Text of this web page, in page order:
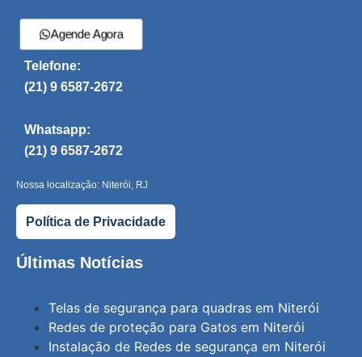
Agende Agora
Telefone:
(21) 9 6587-2672
Whatsapp:
(21) 9 6587-2672
Nossa localização: Niterói, RJ
Política de Privacidade
Últimas Notícias
Telas de segurança para quadras em Niterói
Redes de proteção para Gatos em Niterói
Instalação de Redes de segurança em Niterói